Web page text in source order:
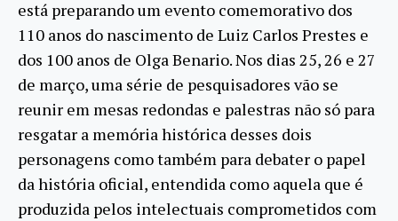
está preparando um evento comemorativo dos
110 anos do nascimento de Luiz Carlos Prestes e
dos 100 anos de Olga Benario. Nos dias 25, 26 e 27
de março, uma série de pesquisadores vão se
reunir em mesas redondas e palestras não só para
resgatar a memória histórica desses dois
personagens como também para debater o papel
da história oficial, entendida como aquela que é
produzida pelos intelectuais comprometidos com